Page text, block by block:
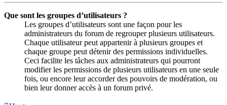
Que sont les groupes d’utilisateurs ?
Les groupes d’utilisateurs sont une façon pour les
administrateurs du forum de regrouper plusieurs utilisateurs.
Chaque utilisateur peut appartenir à plusieurs groupes et
chaque groupe peut détenir des permissions individuelles.
Ceci facilite les tâches aux administrateurs qui pourront
modifier les permissions de plusieurs utilisateurs en une seule
fois, ou encore leur accorder des pouvoirs de modération, ou
bien leur donner accès à un forum privé.